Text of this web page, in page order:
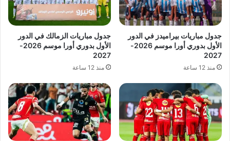
جدول مباريات بيراميدز في الدور
الأول بدوري أورا موسم 2026-
2027
منذ 12 ساعة
جدول مباريات الزمالك في الدور
الأول بدوري أورا موسم 2026-
2027
منذ 12 ساعة